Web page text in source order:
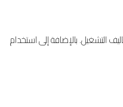
التشغيل. بالإضافة إلى استخدام